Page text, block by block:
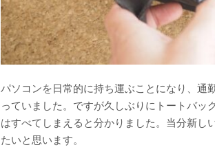
パソコンを日常的に持ち運ぶことになり、通
っていました。ですが久しぶりにトートバッ
はすべてしまえると分かりました。当分新し
たいと思います。